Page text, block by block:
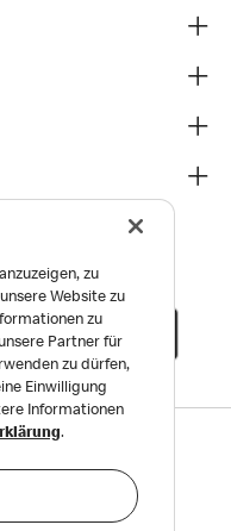
zu
Website zu
zu
Partner für
zu dürfen,
Einwilligung
Informationen
.